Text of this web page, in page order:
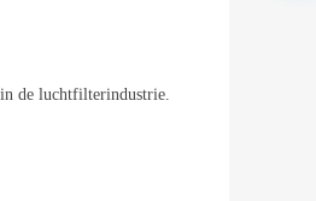
de luchtfilterindustrie.